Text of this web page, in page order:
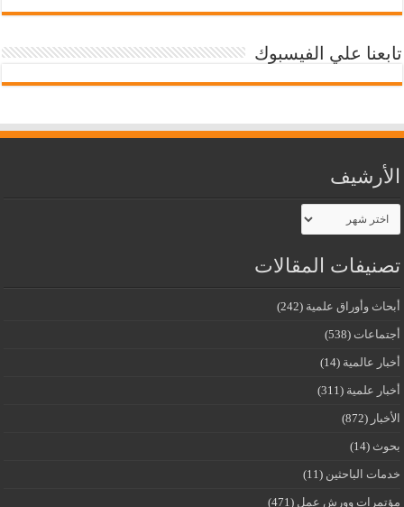
تابعنا علي الفيسبوك
الأرشيف
الأرشيف
تصنيفات المقالات
أبحاث وأوراق علمية (242)
أجتماعات (538)
أخبار عالمية (14)
أخبار علمية (311)
الأخبار (872)
بحوث (14)
خدمات الباحثين (11)
مؤتمرات وورش عمل (471)